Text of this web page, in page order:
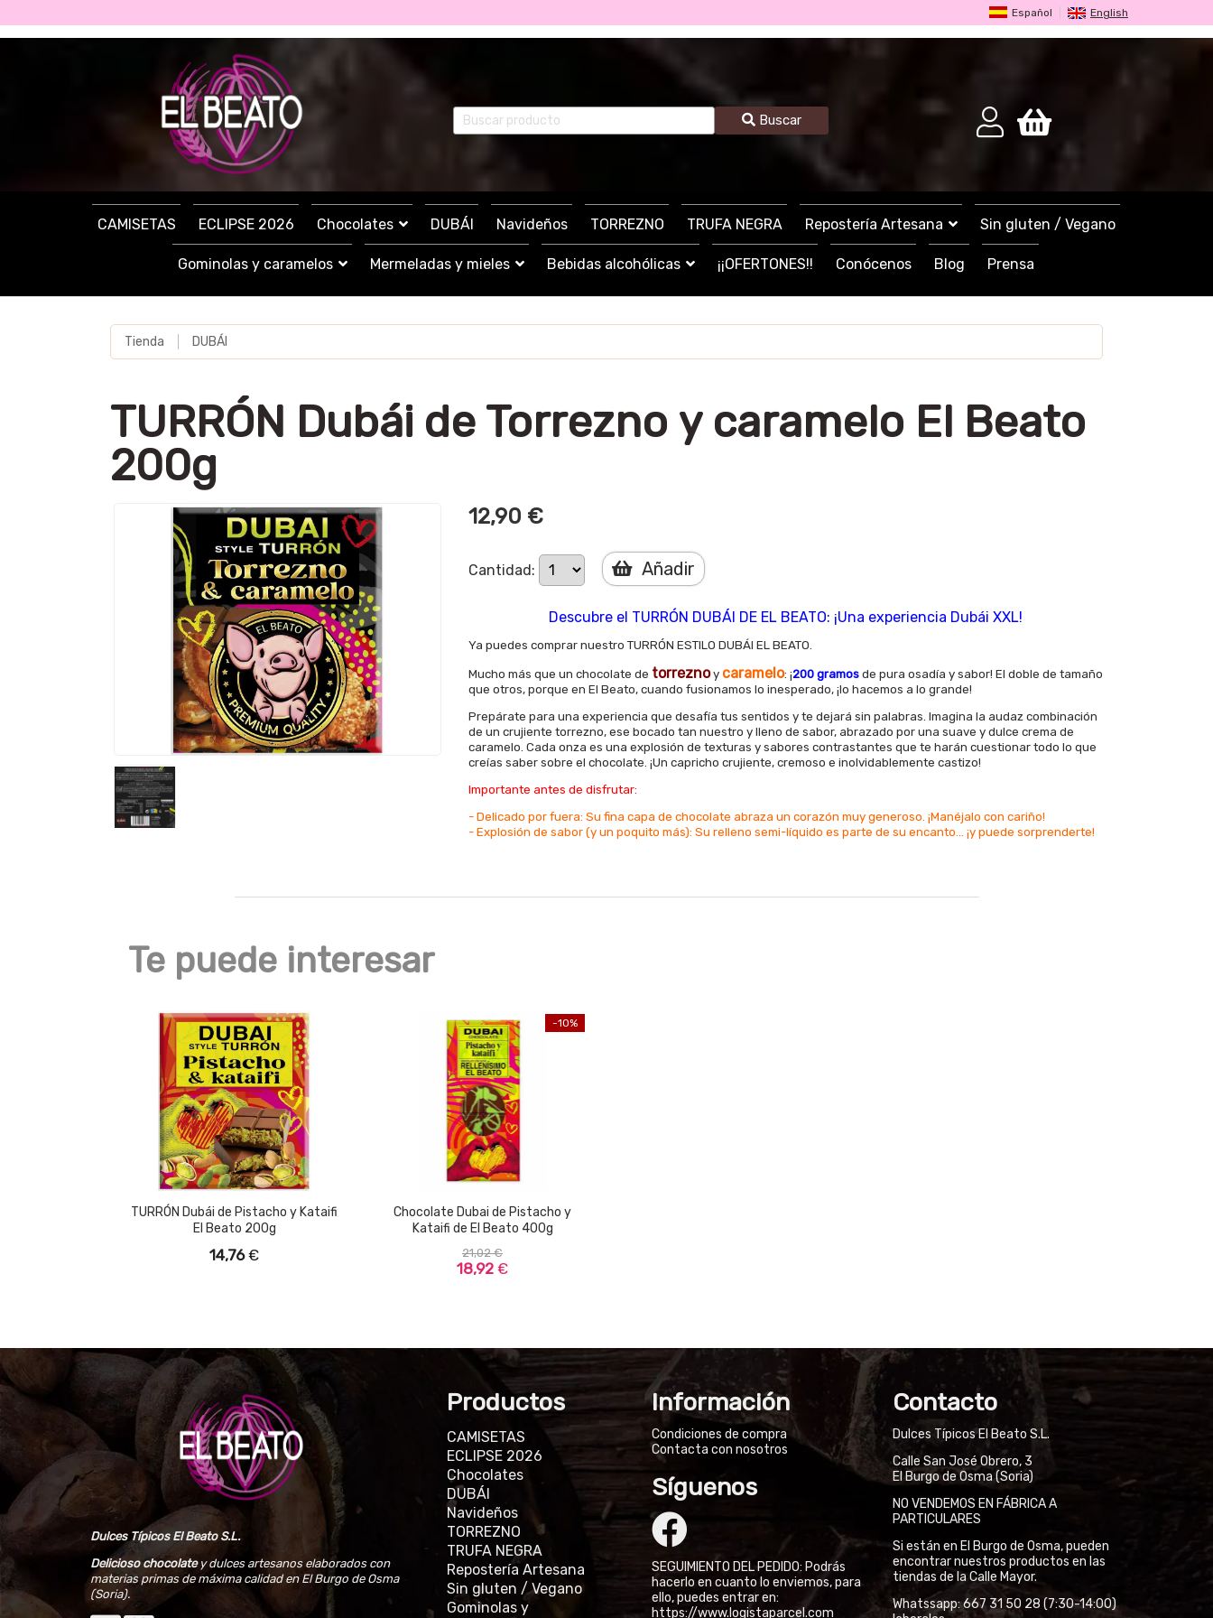
Español English
Buscar
CAMISETAS ECLIPSE 2026 Chocolates DUBÁI Navideños TORREZNO TRUFA NEGRA Repostería Artesana Sin gluten / Vegano
Gominolas y caramelos Mermeladas y mieles Bebidas alcohólicas ¡¡OFERTONES!! Conócenos Blog Prensa
Tienda DUBÁI
TURRÓN Dubái de Torrezno y caramelo El Beato
200g
12,90 €
Cantidad: Añadir
Descubre el TURRÓN DUBÁI DE EL BEATO: ¡Una experiencia Dubái XXL!
Ya puedes comprar nuestro TURRÓN ESTILO DUBÁI EL BEATO.
Mucho más que un chocolate de torreznoy caramelo: ¡200 gramosde pura osadía y sabor! El doble de tamaño
que otros, porque en El Beato, cuando fusionamos lo inesperado, ¡lo hacemos a lo grande!
Prepárate para una experiencia que desafía tus sentidos y te dejará sin palabras. Imagina la audaz combinación
de un crujiente torrezno, ese bocado tan nuestro y lleno de sabor, abrazado por una suave y dulce crema de
caramelo. Cada onza es una explosión de texturas y sabores contrastantes que te harán cuestionar todo lo que
creías saber sobre el chocolate. ¡Un capricho crujiente, cremoso e inolvidablemente castizo!
Importante antes de disfrutar:
- Delicado por fuera: Su fina capa de chocolate abraza un corazón muy generoso. ¡Manéjalo con cariño!
- Explosión de sabor (y un poquito más): Su relleno semi-líquido es parte de su encanto... ¡y puede sorprenderte!
Te puede interesar
TURRÓN Dubái de Pistacho y Kataifi
El Beato 200g
14,76€
-10%
Chocolate Dubai de Pistacho y
Kataifi de El Beato 400g
21,02 €
18,92 €
Dulces Típicos El Beato S.L.
Delicioso chocolatey dulces artesanos elaborados con
materias primas de máxima calidad en El Burgo de Osma
(Soria).
Productos
CAMISETAS
ECLIPSE 2026
Chocolates
DUBÁI
Navideños
TORREZNO
TRUFA NEGRA
Repostería Artesana
Sin gluten / Vegano
Gominolas y
Información
Condiciones de compra
Contacta con nosotros
Síguenos
SEGUIMIENTO DEL PEDIDO: Podrás
hacerlo en cuanto lo enviemos, para
ello, puedes entrar en:
https://www.logistaparcel.com
Contacto
Dulces Típicos El Beato S.L.
Calle San José Obrero, 3
El Burgo de Osma (Soria)
NO VENDEMOS EN FÁBRICA A
PARTICULARES
Si están en El Burgo de Osma, pueden
encontrar nuestros productos en las
tiendas de la Calle Mayor.
Whatssapp: 667 31 50 28 (7:30-14:00)